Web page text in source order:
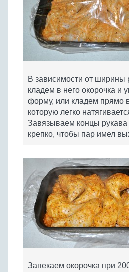
В зависимости от ширины
кладем в него окорочка и
форму, или кладем прямо
которую легко
Завязываем концы рукава
крепко, чтобы пар имел
Запекаем окорочка при